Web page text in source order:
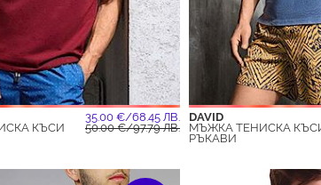
35.00 €/68.45 ЛВ.
КЪСИ
50.00 €/97.79 ЛВ.
DAVID
МЪЖКА ТЕНИСКА
РЪКАВИ